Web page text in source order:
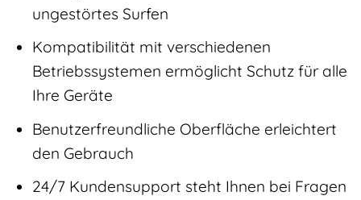
ungestörtes Surfen
Kompatibilität mit verschiedenen
Betriebssystemen ermöglicht Schutz für alle
Ihre Geräte
Benutzerfreundliche Oberfläche erleichtert
den Gebrauch
24/7 Kundensupport steht Ihnen bei Fragen